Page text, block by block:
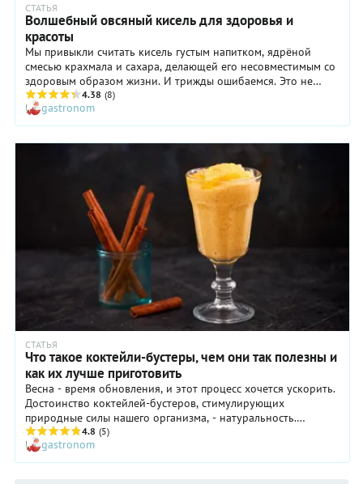
СТАТЬЯ
Волшебный овсяный кисель для здоровья и
красоты
Мы привыкли считать кисель густым напитком, ядрёной
смесью крахмала и сахара, делающей его несовместимым со
здоровым образом жизни. И трижды ошибаемся. Это не
напиток, он необязательно сладкий и некоторые его
разновидности — в частности овсяный кисель — издавна
считались лечебными.
4.38 (8)
gastronom
СТАТЬЯ
Что такое коктейли-бустеры, чем они так полезны и
как их лучше приготовить
Весна - время обновления, и этот процесс хочется ускорить.
Достоинство коктейлей-бустеров, стимулирующих
природные силы нашего организма, - натуральность.
Фрукты, овощи, орехи - вкусно и полезно. А результат -
налицо.
4.8 (5)
gastronom